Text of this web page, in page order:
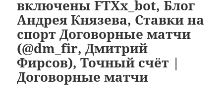
включены FTXx_bot, Блог
Андрея Князева, Ставки на
спорт Договорные матчи
(@dm_fir, Дмитрий
Фирсов), Точный счёт |
Договорные матчи